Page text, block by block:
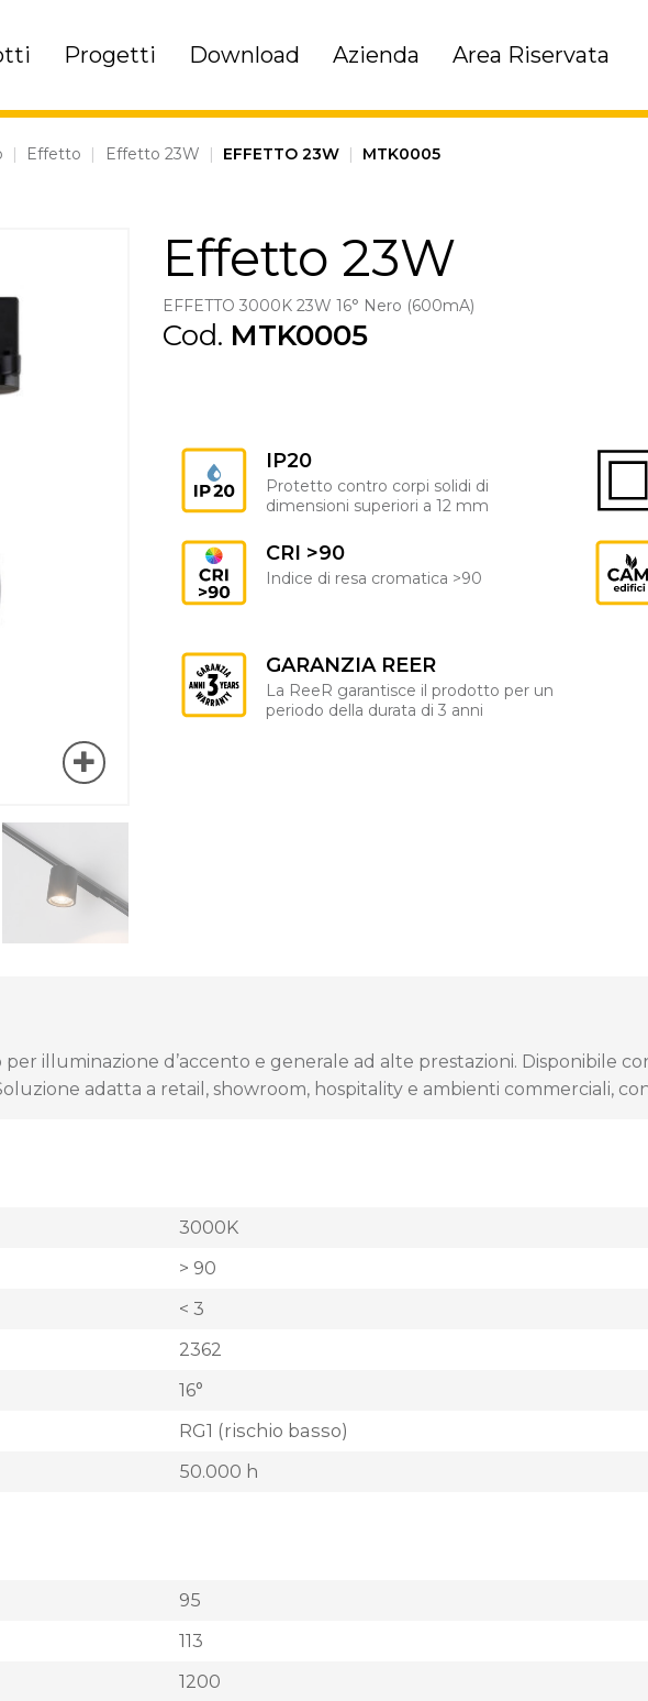
Progetti Download Azienda Area Riservata
| Effetto | Effetto 23W | EFFETTO 23W | MTK0005
Effetto 23W
EFFETTO 3000K 23W 16° Nero (600mA)
Cod. MTK0005
IP20
Protetto contro corpi solidi di
dimensioni superiori a 12 mm
CRI >90
Indice di resa cromatica >90
GARANZIA REER
La ReeR garantisce il prodotto per un
periodo della durata di 3 anni
illuminazione d’accento e generale ad alte prestazioni. Disponibile
adatta a retail, showroom, hospitality e ambienti commerciali,
3000K
> 90
< 3
2362
16°
RG1 (rischio basso)
50.000 h
95
113
1200